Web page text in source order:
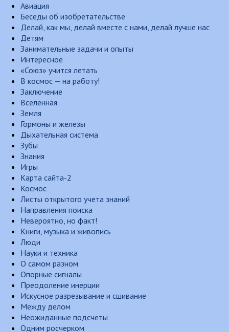
Авиация
Беседы об изобретательстве
Делай, как мы, делай вместе с нами, делай лучше нас
Детям
Занимательные задачи и опыты
Интересное
«Союз» учится летать
В космос — на работу!
Заключение
Вселенная
Земля
Гормоны и железы
Дыхательная система
Зубы
Знания
Игры
Карта сайта-2
Космос
Листы открытого учета знаний
Направления поиска
Невероятно, но факт!
Книги, музыка и живопись
Люди
Науки и техника
О самом разном
Опорные сигналы
Преодоление инерции
Искусное разрезывание и сшивание
Между делом
Неожиданные подсчеты
Одним росчерком